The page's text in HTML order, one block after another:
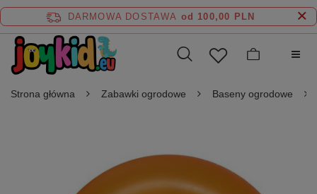
DARMOWA DOSTAWA od 100,00 PLN
Strona główna Zabawki ogrodowe Baseny ogrodowe